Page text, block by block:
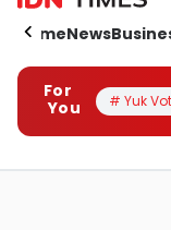
HomeNews
For
You
# Yuk